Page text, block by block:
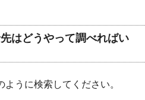
はどうやって調べればい
うに検索してください。